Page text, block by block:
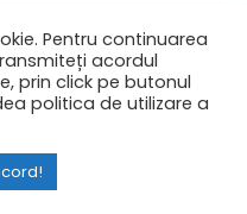
07/08/2023
Pentru continuarea
acordul
prin click pe butonul
politica de utilizare a